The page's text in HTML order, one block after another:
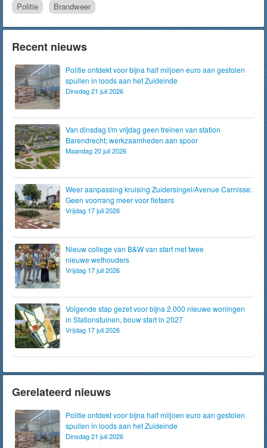
Politie Brandweer
Recent nieuws
Politie ontdekt voor bijna half miljoen euro aan gestolen
spullen in loods aan het Zuideinde
Dinsdag 21 juli 2026
Van dinsdag t/m vrijdag geen treinen van station
Barendrecht; werkzaamheden aan spoor
Maandag 20 juli 2026
Weer aanpassing kruising Zuidersingel/Avenue Carnisse:
Geen voorrang meer voor fietsers
Vrijdag 17 juli 2026
Nieuw college van B&W van start met twee
nieuwe wethouders
Vrijdag 17 juli 2026
Volgende stap gezet voor bijna 2.000 nieuwe woningen
in Stationstuinen, bouw start in 2027
Vrijdag 17 juli 2026
Gerelateerd nieuws
Politie ontdekt voor bijna half miljoen euro aan gestolen
spullen in loods aan het Zuideinde
Dinsdag 21 juli 2026